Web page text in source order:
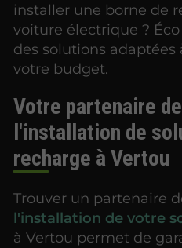
installer une borne de
voiture électrique ?
des solutions adaptées
votre budget.
Votre partenaire
l'installation de
recharge à Vertou
Trouver un partenaire
l'installation de votre
à Vertou permet de